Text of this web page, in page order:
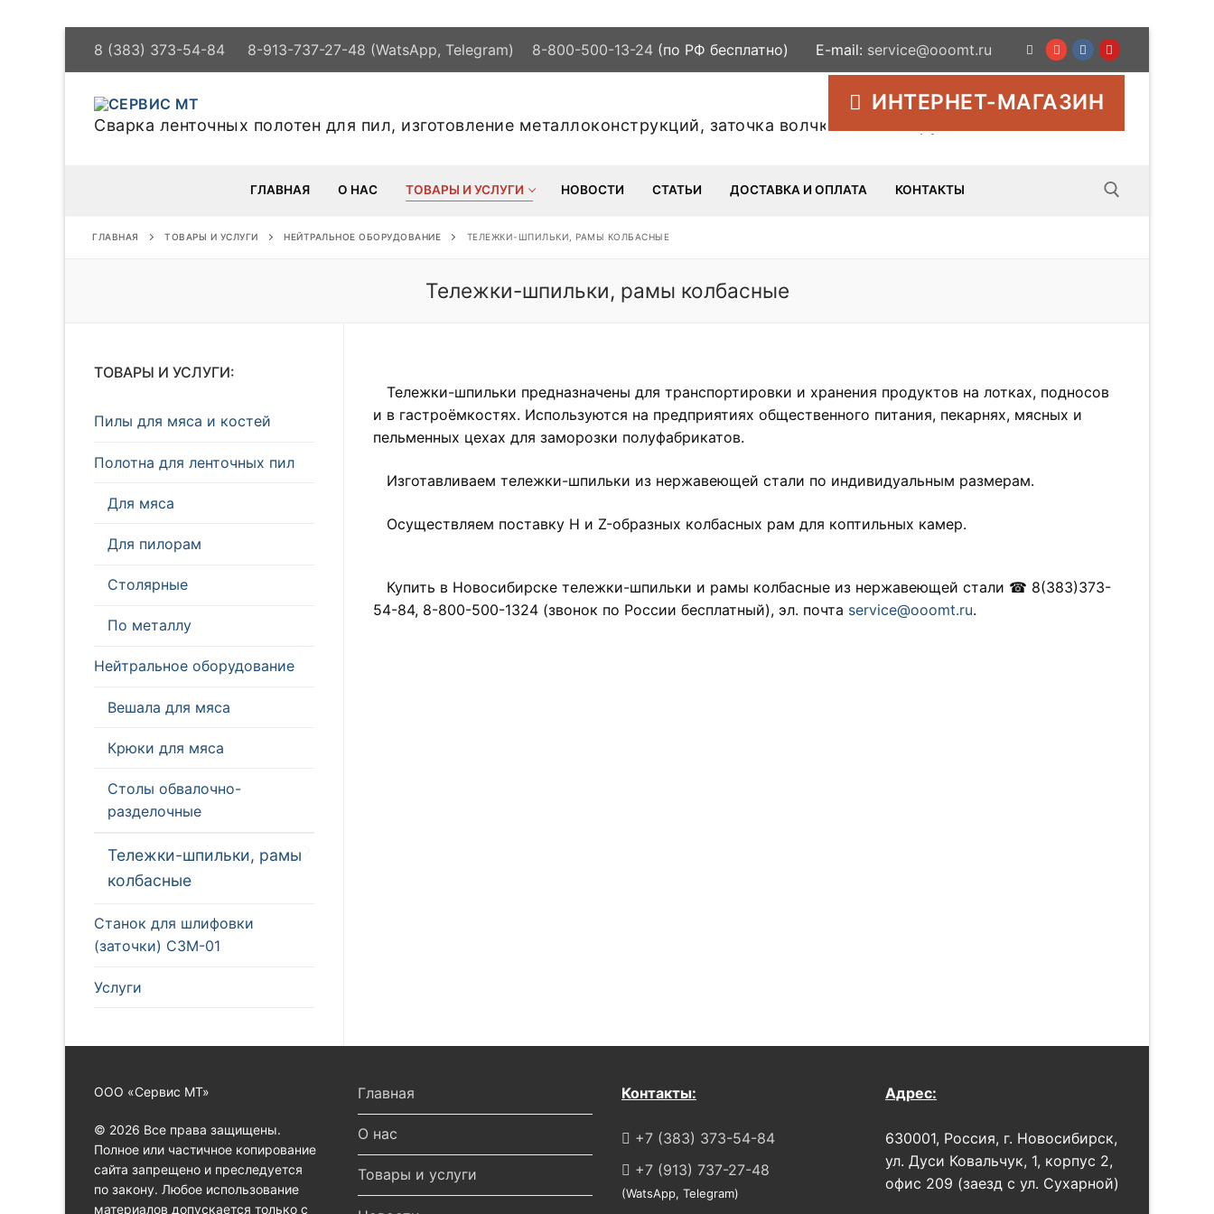
8 (383) 373-54-84 8-913-737-27-48 (WatsApp, Telegram) 8-800-500-13-24 (по РФ бесплатно) E-mail: service@ooomt.ru
Cварка ленточных полотен для пил, изготовление металлоконструкций, заточка волчкового инструмента
ИНТЕРНЕТ-МАГАЗИН
ГЛАВНАЯ О НАС ТОВАРЫ И УСЛУГИ НОВОСТИ СТАТЬИ ДОСТАВКА И ОПЛАТА КОНТАКТЫ
ГЛАВНАЯ ТОВАРЫ И УСЛУГИ НЕЙТРАЛЬНОЕ ОБОРУДОВАНИЕ ТЕЛЕЖКИ-ШПИЛЬКИ, РАМЫ КОЛБАСНЫЕ
Тележки-шпильки, рамы колбасные
Тележки-шпильки предназначены для транспортировки и хранения продуктов на лотках, подносов
и в гастроёмкостях. Используются на предприятиях общественного питания, пекарнях, мясных и
пельменных цехах для заморозки полуфабрикатов.
Изготавливаем тележки-шпильки из нержавеющей стали по индивидуальным размерам.
Осуществляем поставку Н и Z-образных колбасных рам для коптильных камер.
Купить в Новосибирске тележки-шпильки и рамы колбасные из нержавеющей стали ☎ 8(383)373-
54-84, 8-800-500-1324 (звонок по России бесплатный), эл. почта service@ooomt.ru.
ТОВАРЫ И УСЛУГИ:
Пилы для мяса и костей
Полотна для ленточных пил
Для мяса
Для пилорам
Столярные
По металлу
Нейтральное оборудование
Вешала для мяса
Крюки для мяса
Столы обвалочно-
разделочные
Тележки-шпильки, рамы
колбасные
Станок для шлифовки
(заточки) СЗМ-01
Услуги
ООО «Сервис МТ»
© 2026 Все права защищены.
Полное или частичное копирование
сайта запрещено и преследуется
по закону. Любое использование
материалов допускается только с
Главная
О нас
Товары и услуги
Контакты:
+7 (383) 373-54-84
+7 (913) 737-27-48
(WatsApp, Telegram)
Адрес:
630001, Россия, г. Новосибирск,
ул. Дуси Ковальчук, 1, корпус 2,
офис 209 (заезд с ул. Сухарной)